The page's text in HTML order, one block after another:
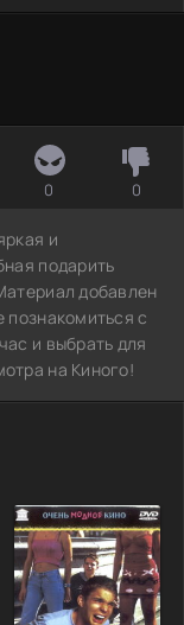
0 0
и
подарить
добавлен
с
и выбрать для
на Киного!